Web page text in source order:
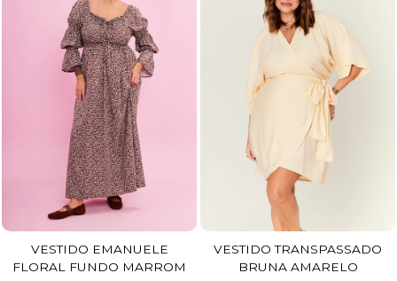
VESTIDO EMANUELE
FLORAL FUNDO MARROM
VESTIDO TRANSPASSADO
BRUNA AMARELO